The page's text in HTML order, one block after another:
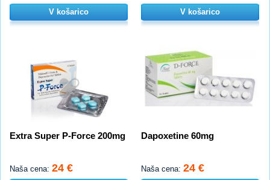
V košarico V košarico
Extra Super P-Force 200mg
Naša cena: 24 €
Dapoxetine 60mg
Naša cena: 24 €